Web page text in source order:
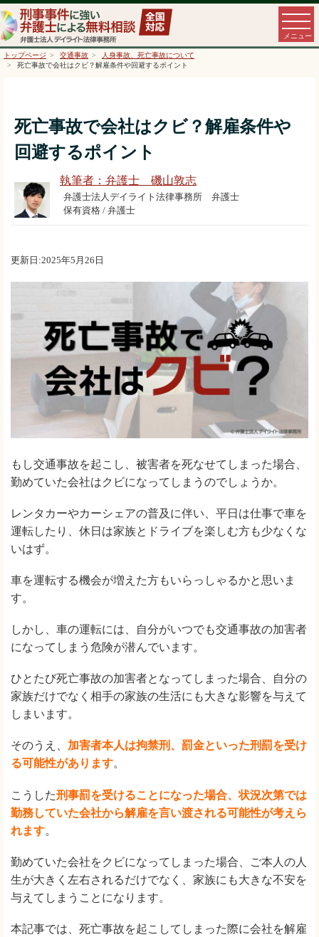
トップページ 交通事故
人身事故、死亡事故について
死亡事故で会社はクビ？解雇条件や回避するポイント
死亡事故で会社はクビ？解雇条件や
回避するポイント
執筆者：弁護士 磯山敦志
弁護士法人デイライト法律事務所 弁護士
保有資格 / 弁護士
更新日:2025年5月26日
もし交通事故を起こし、被害者を死なせてしまった場合、
勤めていた会社はクビになってしまうのでしょうか。
レンタカーやカーシェアの普及に伴い、平日は仕事で車を
運転したり、休日は家族とドライブを楽しむ方も少なくな
いはず。
車を運転する機会が増えた方もいらっしゃるかと思いま
す。
しかし、車の運転には、自分がいつでも交通事故の加害者
になってしまう危険が潜んでいます。
ひとたび死亡事故の加害者となってしまった場合、自分の
家族だけでなく相手の家族の生活にも大きな影響を与えて
しまいます。
そのうえ、 加害者本人は拘禁刑、罰金といった刑罰を受け
る可能性があります。
こうした刑事罰を受けることになった場合、状況次第では
勤務していた会社から解雇を言い渡される可能性が考えら
れます。
勤めていた会社をクビになってしまった場合、ご本人の人
生が大きく左右されるだけでなく、家族にも大きな不安を
与えてしまうことになります。
本記事では、死亡事故を起こしてしまった際に会社を解雇